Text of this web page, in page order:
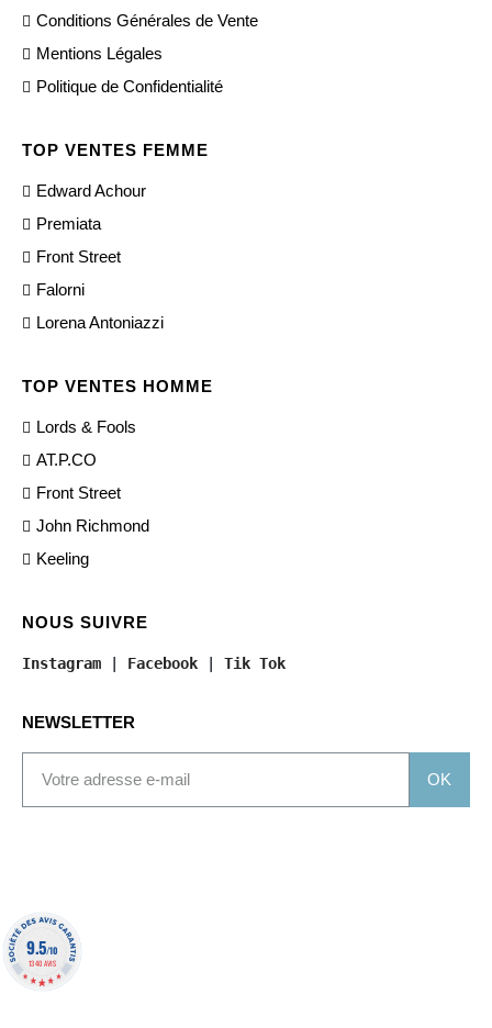
Conditions Générales de Vente
Mentions Légales
Politique de Confidentialité
TOP VENTES FEMME
Edward Achour
Premiata
Front Street
Falorni
Lorena Antoniazzi
TOP VENTES HOMME
Lords & Fools
AT.P.CO
Front Street
John Richmond
Keeling
NOUS SUIVRE
Instagram Facebook Tik Tok
NEWSLETTER
OK
9.5/10
1340 AVIS